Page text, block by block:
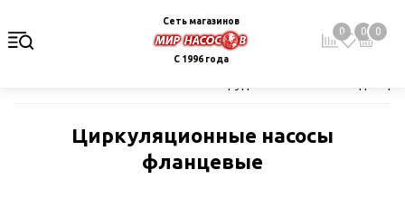
Сеть магазинов
С 1996 года
0 0 0
Циркуляционные насосы
фланцевые